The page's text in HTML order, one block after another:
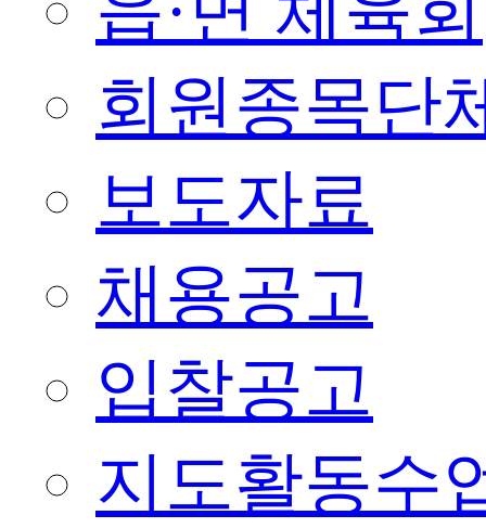
회원종목단
보도자료
채용공고
입찰공고
지도활동수